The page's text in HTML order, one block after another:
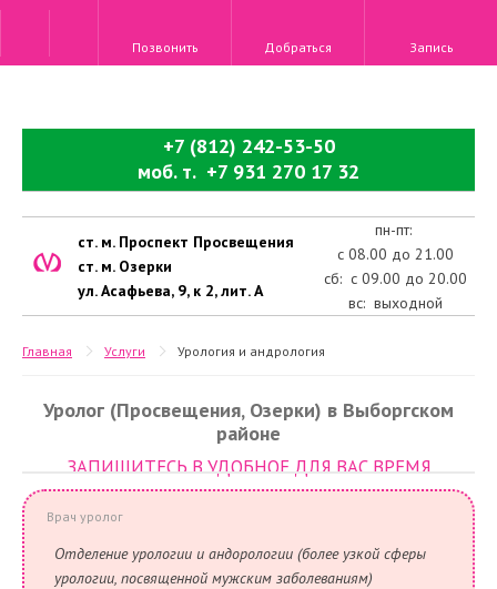
Позвонить Добраться Запись
+7 (812) 242-53-50
моб. т. +7 931 270 17 32
ст. м. Проспект Просвещения
ст. м. Озерки
ул. Асафьева, 9, к 2, лит. А
пн-пт:
с 08.00 до 21.00
сб: с 09.00 до 20.00
вс: выходной
Главная Услуги Урология и андрология
Уролог (Просвещения, Озерки) в Выборгском
районе
ЗАПИШИТЕСЬ В УДОБНОЕ ДЛЯ ВАС ВРЕМЯ
Врач уролог
Отделение урологии и андорологии (более узкой сферы
урологии, посвященной мужским заболеваниям)